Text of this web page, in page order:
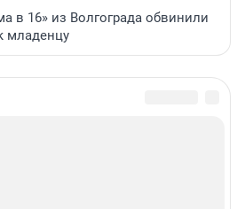
в 16» из Волгограда обвинили
младенцу